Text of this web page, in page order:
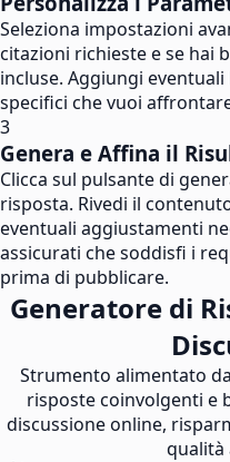
Seleziona impostazioni
citazioni richieste e se hai
incluse. Aggiungi
specifici che vuoi
3
Genera e Affina il
Clicca sul pulsante di
risposta. Rivedi il
eventuali aggiustamenti
assicurati che soddisfi i
prima di pubblicare.
Generatore di
Strumento alimentato
risposte coinvolgenti e
discussione online,
qualità